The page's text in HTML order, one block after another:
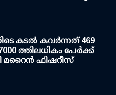
കടല്‍ കവര്‍ന്നത് 469
ത്തിലധികം പേര്‍ക്ക്
മറൈന്‍ ഫിഷറീസ്